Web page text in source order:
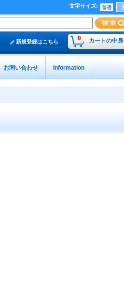
文字サイズ:
0 カートの中身
新規登録はこちら
お問い合わせ Information